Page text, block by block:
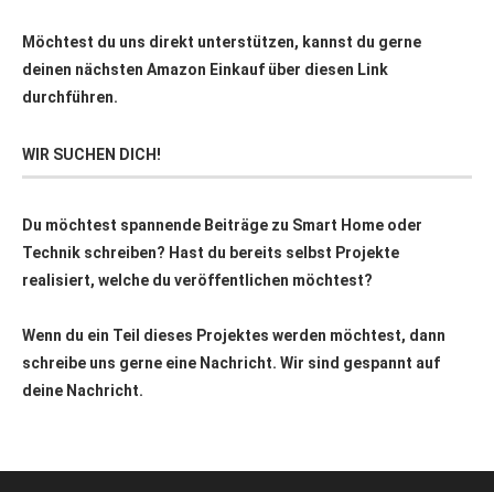
Möchtest du uns direkt unterstützen, kannst du gerne
deinen nächsten Amazon Einkauf über diesen Link
durchführen.
WIR SUCHEN DICH!
Du möchtest spannende Beiträge zu Smart Home oder
Technik schreiben? Hast du bereits selbst Projekte
realisiert, welche du veröffentlichen möchtest?
Wenn du ein Teil dieses Projektes werden möchtest, dann
schreibe uns gerne eine Nachricht. Wir sind gespannt auf
deine Nachricht.